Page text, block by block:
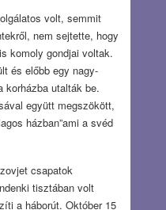
volt, semmit
nem sejtette, hogy
komoly gondjai voltak.
és előbb egy nagy-
korházba utalták be.
együtt megszökött,
házban”ami a svéd
csapatok
tisztában volt
a háborút. Október 15